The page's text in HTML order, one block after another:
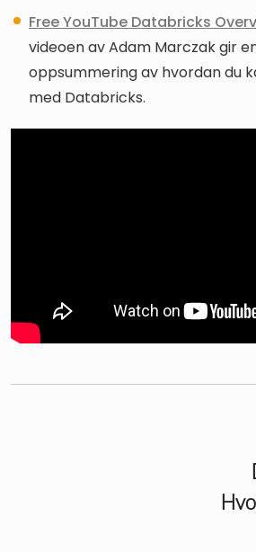
Free YouTube Databricks
videoen av Adam Marczak gir
oppsummering av hvordan du
med Databricks.